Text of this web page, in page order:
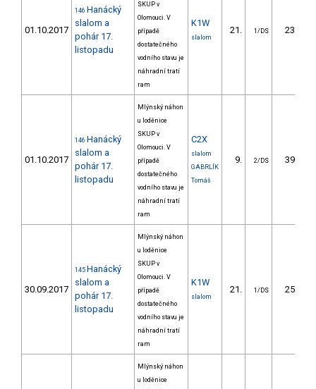
01.10.2017
146 Hanácký
slalom a
pohár 17.
listopadu
SKUP v
Olomouci. V
případě
dostatečného
vodního stavu je
náhradní tratí
ram
K1W
slalom
21. 1/DS 23.20
01.10.2017
146 Hanácký
slalom a
pohár 17.
listopadu
Mlýnský náhon
u loděnice
SKUP v
Olomouci. V
případě
dostatečného
vodního stavu je
náhradní tratí
ram
C2X
slalom
GABRLÍK
Tomáš
9. 2/DS 39.30
30.09.2017
145 Hanácký
slalom a
pohár 17.
listopadu
Mlýnský náhon
u loděnice
SKUP v
Olomouci. V
případě
dostatečného
vodního stavu je
náhradní tratí
ram
K1W
slalom
21. 1/DS 25.50
Mlýnský náhon
u loděnice